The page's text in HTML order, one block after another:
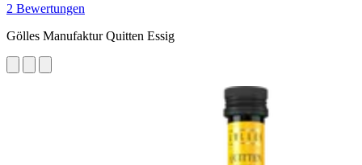
2 Bewertungen
Gölles Manufaktur Quitten Essig